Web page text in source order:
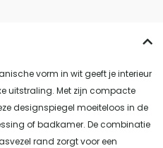
vorm in wit geeft je interieur
uitstraling. Met zijn compacte
designspiegel moeiteloos in de
of badkamer. De combinatie
rand zorgt voor een